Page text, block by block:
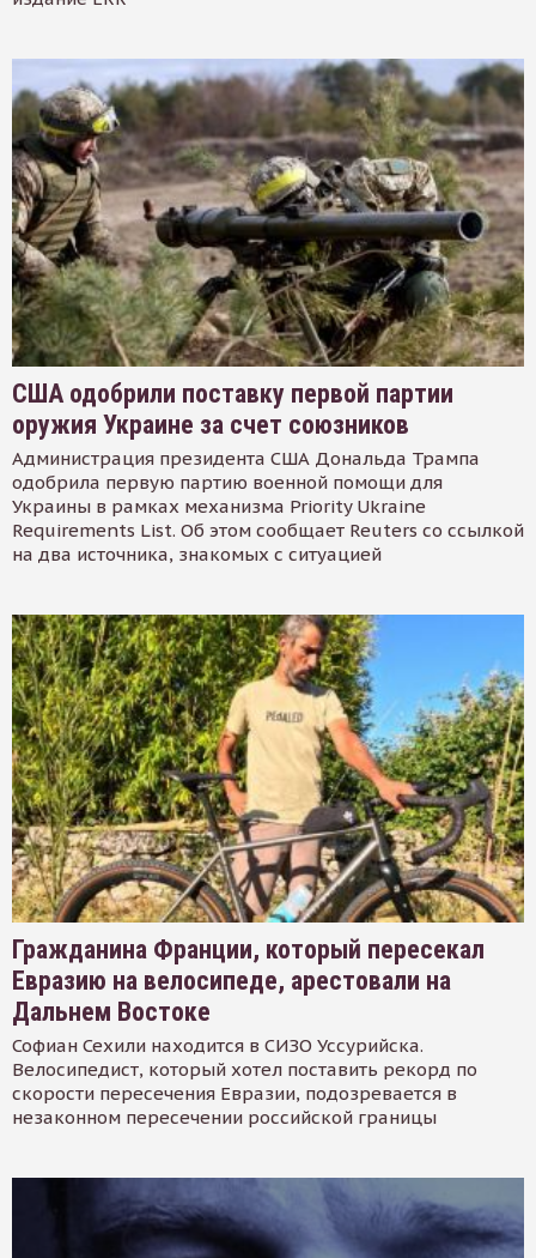
США одобрили поставку первой партии
оружия Украине за счет союзников
Администрация президента США Дональда Трампа
одобрила первую партию военной помощи для
Украины в рамках механизма Priority Ukraine
Requirements List. Об этом сообщает Reuters со ссылкой
на два источника, знакомых с ситуацией
Гражданина Франции, который пересекал
Евразию на велосипеде, арестовали на
Дальнем Востоке
Софиан Сехили находится в СИЗО Уссурийска.
Велосипедист, который хотел поставить рекорд по
скорости пересечения Евразии, подозревается в
незаконном пересечении российской границы